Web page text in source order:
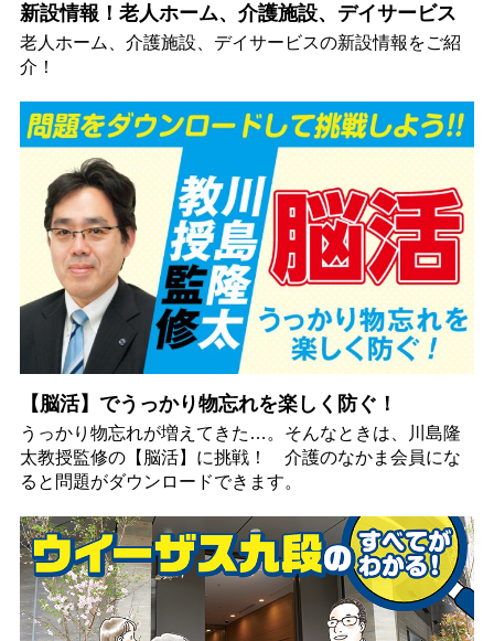
新設情報！老人ホーム、介護施設、デイサービス
老人ホーム、介護施設、デイサービスの新設情報をご紹
介！
【脳活】でうっかり物忘れを楽しく防ぐ！
うっかり物忘れが増えてきた…。そんなときは、川島隆
太教授監修の【脳活】に挑戦！ 介護のなかま会員にな
ると問題がダウンロードできます。